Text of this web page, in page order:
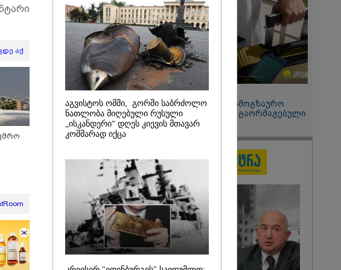
10:45 / 07-08-2026
"აშშ კვლავაც ღრმად
შეშფოთებულია რუსეთის
მიერ საქართველოს
ტერიტორიის
განგრძობადი
ოკუპაციით" - აშშ-ის
15:49 / 06-08-2026
შეიძინე ალდაგის სამოგზაურო
დაზღვევა და მიიღე გაორმაგებული
ინტერნეტი
აქ
აგვისტოს ომში, გორში საბრძოლო
ნათლობა მიღებული რუსული
„ისკანდერი“ დღეს კიევის მთავარ
კოშმარად იქცა